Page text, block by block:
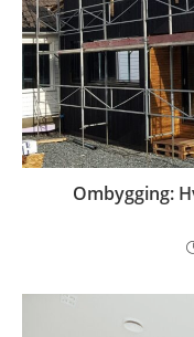
Ombygging: